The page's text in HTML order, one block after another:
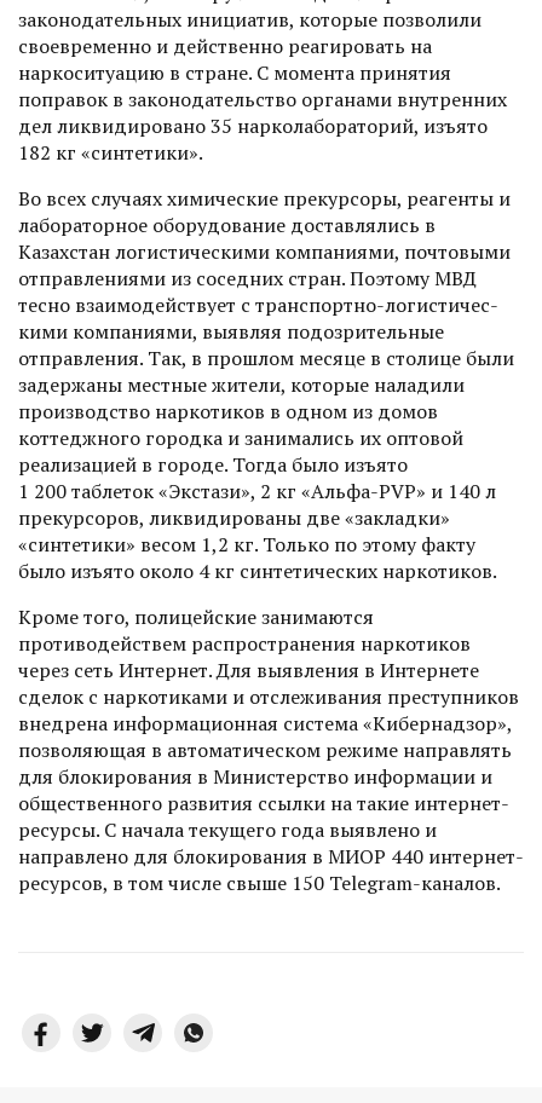
законодательных инициатив, которые позволили
своевременно и действенно реагировать на
наркоситуацию в стране. С момента принятия
поправок в законодательство органами внутренних
дел ликвидировано 35 нарколабораторий, изъято
182 кг «синтетики».
Во всех случаях химичес­кие прекурсоры, реагенты и
лабораторное оборудование доставлялись в
Казахстан логистическими компаниями, почтовыми
отправлениями из соседних стран. Поэтому МВД
тесно взаимодействует с транспортно-логистичес­
кими компаниями, выявляя подозрительные
отправления. Так, в прошлом месяце в столице были
задержаны местные жители, которые наладили
производство нар­котиков в одном из домов
коттеджного городка и занимались их оптовой
реализацией в городе. Тогда было изъято
1 200 таблеток «Экстази», 2 кг «Альфа-PVP» и 140 л
прекурсоров, ликвидированы две «закладки»
«синтетики» весом 1,2 кг. Только по этому факту
было изъято около 4 кг синтетических наркотиков.
Кроме того, полицейские занимаются
противодействем распространения наркотиков
через сеть Интернет. Для выявления в Интернете
сделок с наркотиками и отслеживания преступников
внедрена информационная система «Кибернадзор»,
позволяющая в автоматическом режиме нап­равлять
для блокирования в Министерство информации и
общественного развития ссылки на такие интернет-
ресурсы. С начала текущего года выявлено и
направлено для блокирования в МИОР 440 интернет-
ресурсов, в том числе свыше 150 Telegram-каналов.